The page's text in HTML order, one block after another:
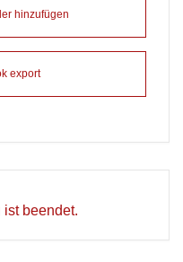
hinzufügen
export
ist beendet.